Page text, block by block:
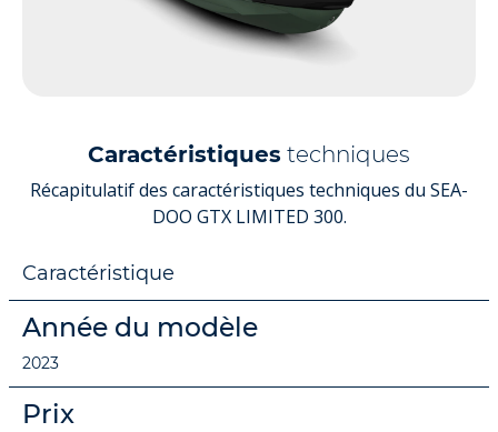
Caractéristiques techniques
Récapitulatif des caractéristiques techniques du SEA-
DOO GTX LIMITED 300.
Caractéristique
Année du modèle
2023
Prix